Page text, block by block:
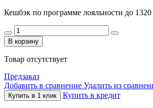
Кешбэк по программе лояльности до 1320
В корзину
Товар отсутствует
Предзаказ
Добавить в сравнение Удалить из
Купить в 1 клик Купить в кредит